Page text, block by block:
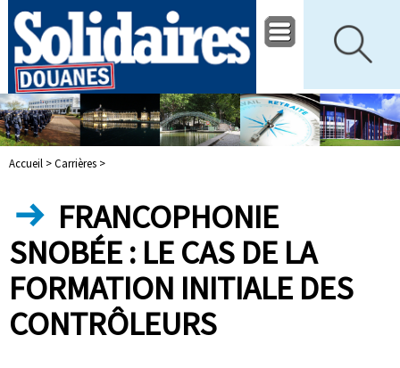
Accueil >Carrières >
FRANCOPHONIE
SNOBÉE : LE CAS DE LA
FORMATION INITIALE DES
CONTRÔLEURS